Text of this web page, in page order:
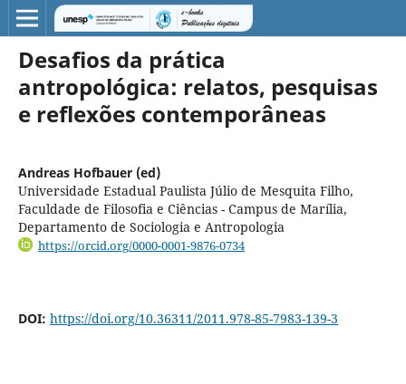
Desafios da prática
antropológica: relatos, pesquisas
e reflexões contemporâneas
Andreas Hofbauer (ed)
Universidade Estadual Paulista Júlio de Mesquita Filho,
Faculdade de Filosofia e Ciências - Campus de Marília,
Departamento de Sociologia e Antropologia
https://orcid.org/0000-0001-9876-0734
DOI: https://doi.org/10.36311/2011.978-85-7983-139-3